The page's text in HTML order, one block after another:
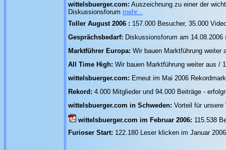
wittelsbuerger.com: Auszeichnung zu einer der
Diskussionsforum mehr...
Toller August 2006 : 157.000 Besucher, 35.000
Gesprächsbedarf: Diskussionsforum am
Marktführer Europa: Wir bauen Marktführung
All Time High: Wir bauen Marktführung weiter aus /
wittelsbuerger.com: Erneut im Mai 2006
Rekord: 4.000 Mitglieder und 94.000 Beiträge -
wittelsbuerger.com in Schweden: Vorteil für
wittelsbuerger.com im Februar 2006: 115.538
Furioser Start: 122.180 Leser klicken im Januar